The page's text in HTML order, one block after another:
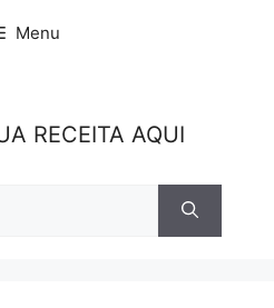
Menu
RECEITA AQUI